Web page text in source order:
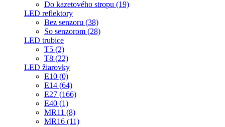
Do kazetového stropu (19)
LED reflektory
Bez senzoru (38)
So senzorom (28)
LED trubice
T5 (2)
T8 (22)
LED žiarovky
E10 (0)
E14 (64)
E27 (166)
E40 (1)
MR11 (8)
MR16 (11)